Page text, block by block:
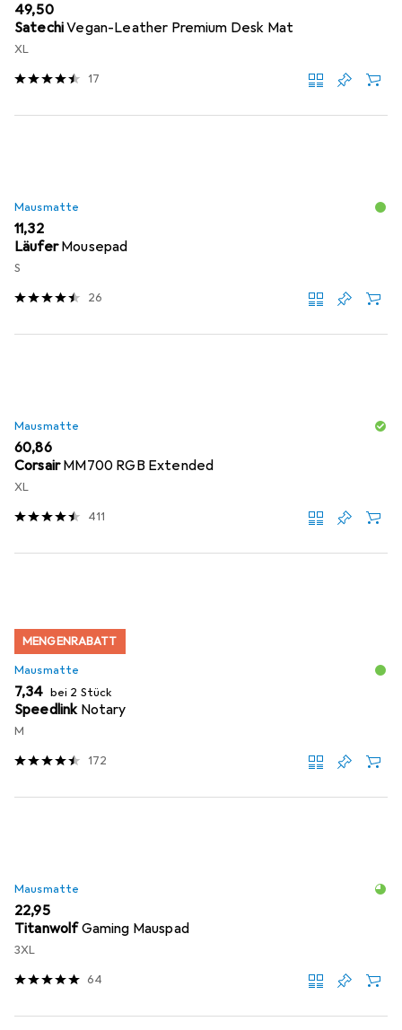
EUR
49,50
SatechiVegan-Leather Premium Desk Mat
XL
17
Mausmatte
EUR
11,32
Läufer Mousepad
S
26
Mausmatte
EUR
60,86
CorsairMM700 RGB Extended
XL
411
MENGENRABATT
Mausmatte
EUR
7,34 bei 2 Stück
Speedlink Notary
M
172
Mausmatte
EUR
22,95
TitanwolfGaming Mauspad
3XL
64